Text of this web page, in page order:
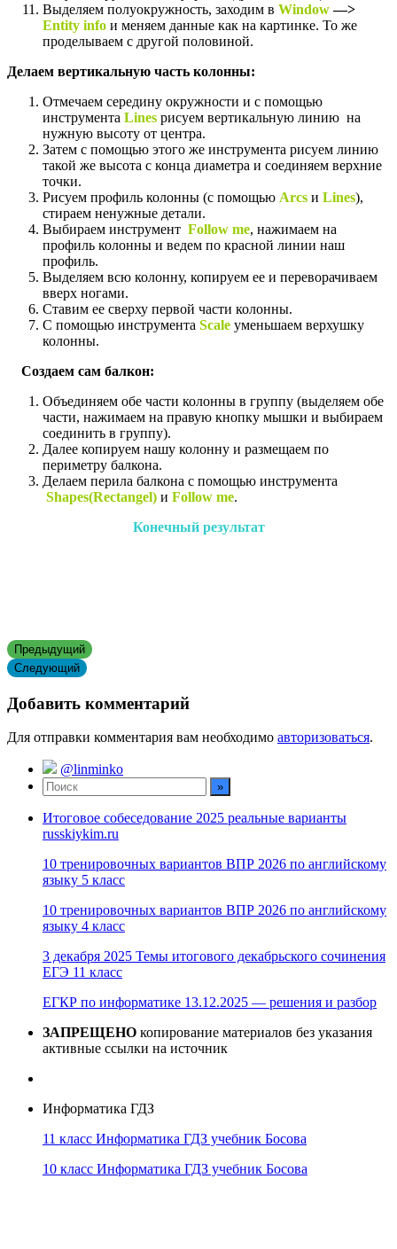
Выделяем полуокружность, заходим в Window—>
Entity info и меняем данные как на картинке. То же
проделываем с другой половиной.
Делаем вертикальную часть колонны:
Отмечаем середину окружности и с помощью
инструмента Lines рисуем вертикальную линию на
нужную высоту от центра.
Затем с помощью этого же инструмента рисуем линию
такой же высота с конца диаметра и соединяем верхние
точки.
Рисуем профиль колонны (с помощью Arcs и Lines),
стираем ненужные детали.
Выбираем инструмент Follow me, нажимаем на
профиль колонны и ведем по красной линии наш
профиль.
Выделяем всю колонну, копируем ее и переворачиваем
вверх ногами.
Ставим ее сверху первой части колонны.
С помощью инструмента Scale уменьшаем верхушку
колонны.
Создаем сам балкон:
Объединяем обе части колонны в группу (выделяем обе
части, нажимаем на правую кнопку мышки и выбираем
соединить в группу).
Далее копируем нашу колонну и размещаем по
периметру балкона.
Делаем перила балкона с помощью инструмента
Shapes(Rectangel) и Follow me.
Конечный результат
Предыдущий
Следующий
Добавить комментарий
Для отправки комментария вам необходимо авторизоваться.
@linminko
Итоговое собеседование 2025 реальные варианты
russkiykim.ru
10 тренировочных вариантов ВПР 2026 по английскому
языку 5 класс
10 тренировочных вариантов ВПР 2026 по английскому
языку 4 класс
3 декабря 2025 Темы итогового декабрьского сочинения
ЕГЭ 11 класс
ЕГКР по информатике 13.12.2025 — решения и разбор
ЗАПРЕЩЕНО копирование материалов без указания
активные ссылки на источник
Информатика ГДЗ
11 класс Информатика ГДЗ учебник Босова
10 класс Информатика ГДЗ учебник Босова